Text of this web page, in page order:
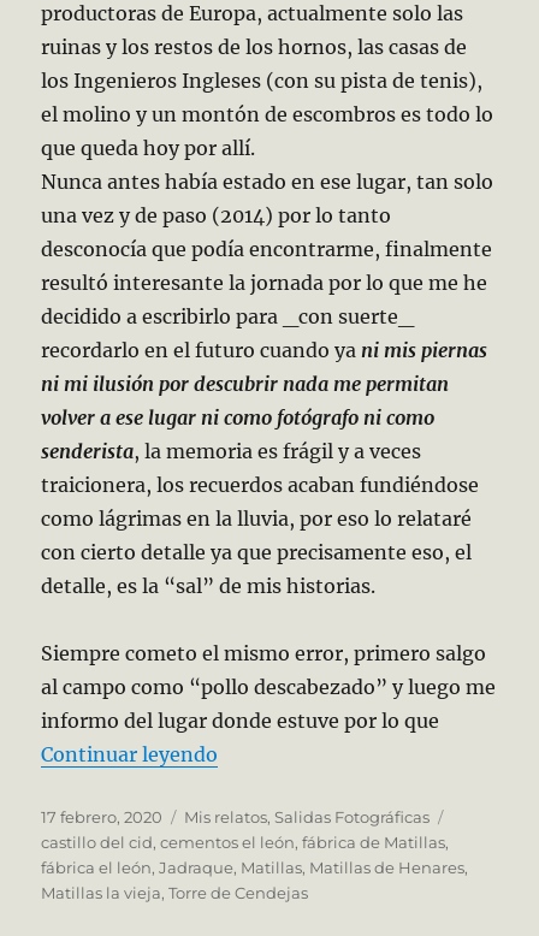
productoras de Europa, actualmente solo las
ruinas y los restos de los hornos, las casas de
los Ingenieros Ingleses (con su pista de tenis),
el molino y un montón de escombros es todo lo
que queda hoy por allí.
Nunca antes había estado en ese lugar, tan solo
una vez y de paso (2014) por lo tanto
desconocía que podía encontrarme, finalmente
resultó interesante la jornada por lo que me he
decidido a escribirlo para _con suerte_
recordarlo en el futuro cuando ya ni mis piernas
ni mi ilusión por descubrir nada me permitan
volver a ese lugar ni como fotógrafo ni como
senderista, la memoria es frágil y a veces
traicionera, los recuerdos acaban fundiéndose
como lágrimas en la lluvia, por eso lo relataré
con cierto detalle ya que precisamente eso, el
detalle, es la “sal” de mis historias.
Siempre cometo el mismo error, primero salgo
al campo como “pollo descabezado” y luego me
informo del lugar donde estuve por lo que
Continuar leyendo
Publicado
el
17 febrero, 2020 Categorías
Mis relatos, Salidas Fotográficas
castillo del cid,cementos el león,fábrica de Matillas,
fábrica el león,Jadraque, Matillas, Matillas de Henares,
Matillas la vieja,Torre de Cendejas